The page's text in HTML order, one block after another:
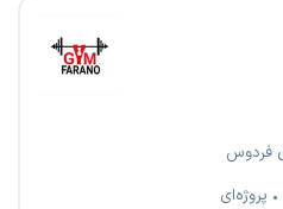
پروژه‌ای